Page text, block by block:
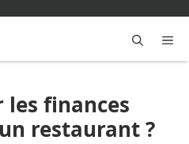
les finances
restaurant ?